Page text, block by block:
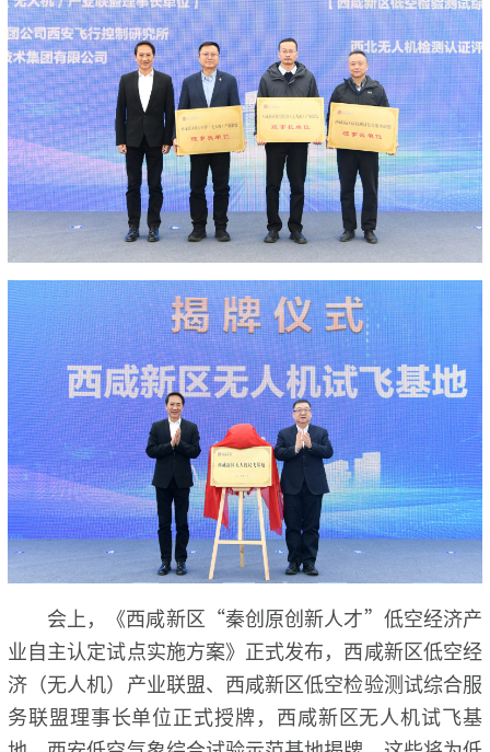
会上，《西咸新区“秦创原创新人才”低空经济产
业自主认定试点实施方案》正式发布，西咸新区低空经
济（无人机）产业联盟、西咸新区低空检验测试综合服
务联盟理事长单位正式授牌，西咸新区无人机试飞基